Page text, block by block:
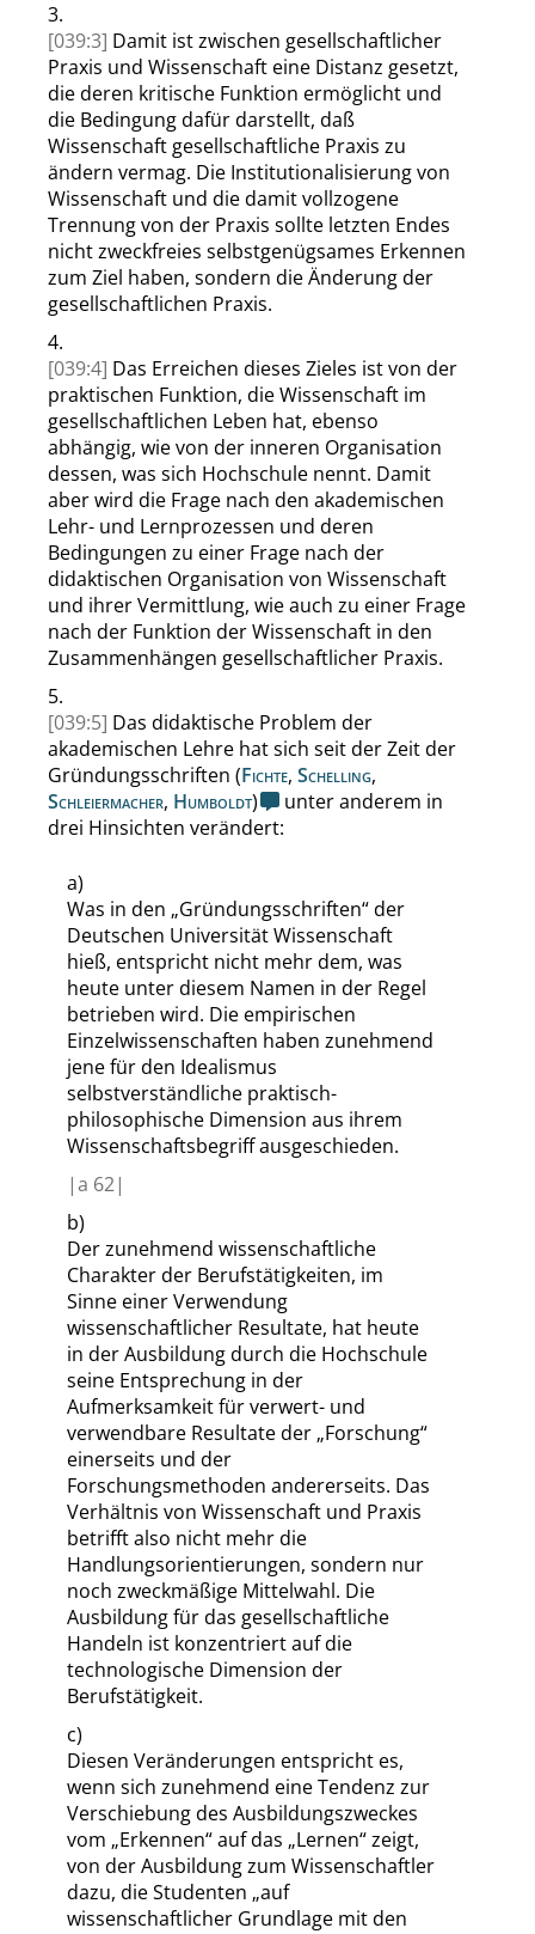
3.
[039:3] Damit ist zwischen gesellschaftlicher
Praxis und Wissenschaft eine Distanz gesetzt,
die deren kritische Funktion ermöglicht und
die Bedingung dafür darstellt, daß
Wissenschaft gesellschaftliche Praxis zu
ändern vermag. Die Institutionalisierung von
Wissenschaft und die damit vollzogene
Trennung von der Praxis sollte letzten Endes
nicht zweckfreies selbstgenügsames Erkennen
zum Ziel haben, sondern die Änderung der
gesellschaftlichen Praxis.
4.
[039:4] Das Erreichen dieses Zieles ist von der
praktischen Funktion, die Wissenschaft im
gesellschaftlichen Leben hat, ebenso
abhängig, wie von der inneren Organisation
dessen, was sich Hochschule nennt. Damit
aber wird die Frage nach den akademischen
Lehr- und Lernprozessen und deren
Bedingungen zu einer Frage nach der
didaktischen Organisation von Wissenschaft
und ihrer Vermittlung, wie auch zu einer Frage
nach der Funktion der Wissenschaft in den
Zusammenhängen gesellschaftlicher Praxis.
5.
[039:5] Das didaktische Problem der
akademischen Lehre hat sich seit der Zeit der
Gründungsschriften (Fichte, Schelling,
Schleiermacher, Humboldt)
unter anderem in
drei Hinsichten verändert:
a)
Was in den „Gründungsschriften“der
Deutschen Universität Wissenschaft
hieß, entspricht nicht mehr dem, was
heute unter diesem Namen in der Regel
betrieben wird. Die empirischen
Einzelwissenschaften haben zunehmend
jene für den Idealismus
selbstverständliche praktisch-
philosophische Dimension aus ihrem
Wissenschaftsbegriff ausgeschieden.
|a 62|
b)
Der zunehmend wissenschaftliche
Charakter der Berufstätigkeiten, im
Sinne einer Verwendung
wissenschaftlicher Resultate, hat heute
in der Ausbildung durch die Hochschule
seine Entsprechung in der
Aufmerksamkeit für verwert- und
verwendbare Resultate der „Forschung“
einerseits und der
Forschungsmethoden andererseits. Das
Verhältnis von Wissenschaft und Praxis
betrifft also nicht mehr die
Handlungsorientierungen, sondern nur
noch zweckmäßige Mittelwahl. Die
Ausbildung für das gesellschaftliche
Handeln ist konzentriert auf die
technologische Dimension der
Berufstätigkeit.
c)
Diesen Veränderungen entspricht es,
wenn sich zunehmend eine Tendenz zur
Verschiebung des Ausbildungszweckes
vom „Erkennen“auf das „Lernen“zeigt,
von der Ausbildung zum Wissenschaftler
dazu, die Studenten „auf
wissenschaftlicher Grundlage mit den